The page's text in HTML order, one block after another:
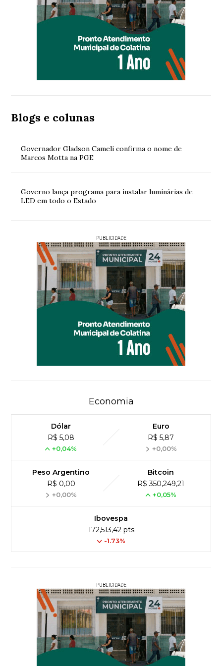
Blogs e colunas
Governador Gladson Cameli confirma o nome de
Marcos Motta na PGE
Governo lança programa para instalar luminárias de
LED em todo o Estado
PUBLICIDADE
Economia
Dólar
R$ 5,08
+0,04%
Euro
R$ 5,87
+0,00%
Peso Argentino
R$ 0,00
+0,00%
Bitcoin
R$ 350,249,21
+0,05%
Ibovespa
172,513,42 pts
-1.73%
PUBLICIDADE